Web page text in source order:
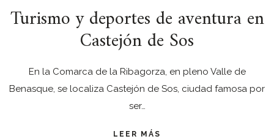
Turismo y deportes de aventura en
Castejón de Sos
En la Comarca de la Ribagorza, en pleno Valle de
Benasque, se localiza Castejón de Sos, ciudad famosa por
ser…
LEER MÁS